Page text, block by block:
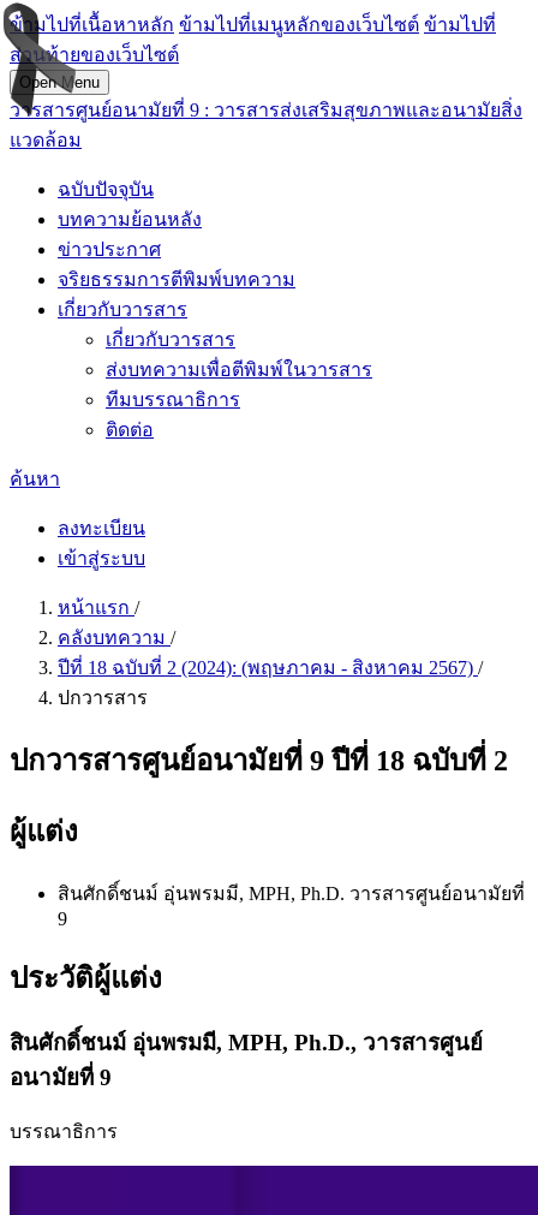
ข้ามไปที่เนื้อหาหลัก ข้ามไปที่เมนูหลักของเว็บไซต์ ข้ามไปที่
ส่วนท้ายของเว็บไซต์
Open Menu
วารสารศูนย์อนามัยที่ 9 : วารสารส่งเสริมสุขภาพและอนามัยสิ่ง
แวดล้อม
ฉบับปัจจุบัน
บทความย้อนหลัง
ข่าวประกาศ
จริยธรรมการตีพิมพ์บทความ
เกี่ยวกับวารสาร
เกี่ยวกับวารสาร
ส่งบทความเพื่อตีพิมพ์ในวารสาร
ทีมบรรณาธิการ
ติดต่อ
ค้นหา
ลงทะเบียน
เข้าสู่ระบบ
หน้าแรก /
คลังบทความ /
ปีที่ 18 ฉบับที่ 2 (2024): (พฤษภาคม - สิงหาคม 2567) /
ปกวารสาร
ปกวารสารศูนย์อนามัยที่ 9 ปีที่ 18 ฉบับที่ 2
ผู้แต่ง
สินศักดิ์ชนม์ อุ่นพรมมี, MPH, Ph.D. วารสารศูนย์อนามัยที่
9
ประวัติผู้แต่ง
สินศักดิ์ชนม์ อุ่นพรมมี, MPH, Ph.D., วารสารศูนย์
อนามัยที่ 9
บรรณาธิการ